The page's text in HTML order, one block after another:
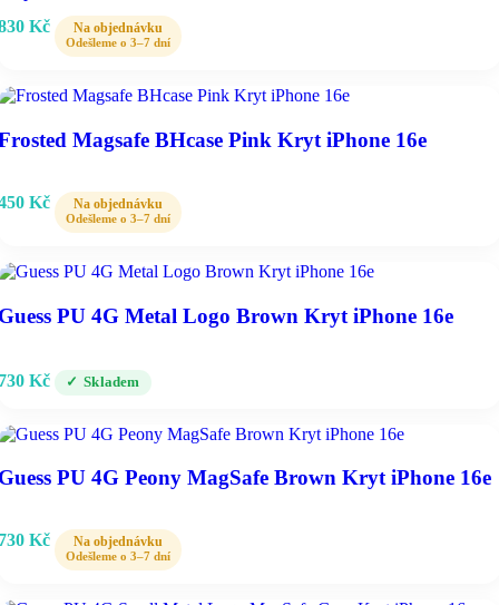
Kč
Magsafe BHcase Pink Kryt iPhone 16e
Kč
PU 4G Metal Logo Brown Kryt iPhone 16e
Kč Skladem
PU 4G Peony MagSafe Brown Kryt iPhone 16e
Kč